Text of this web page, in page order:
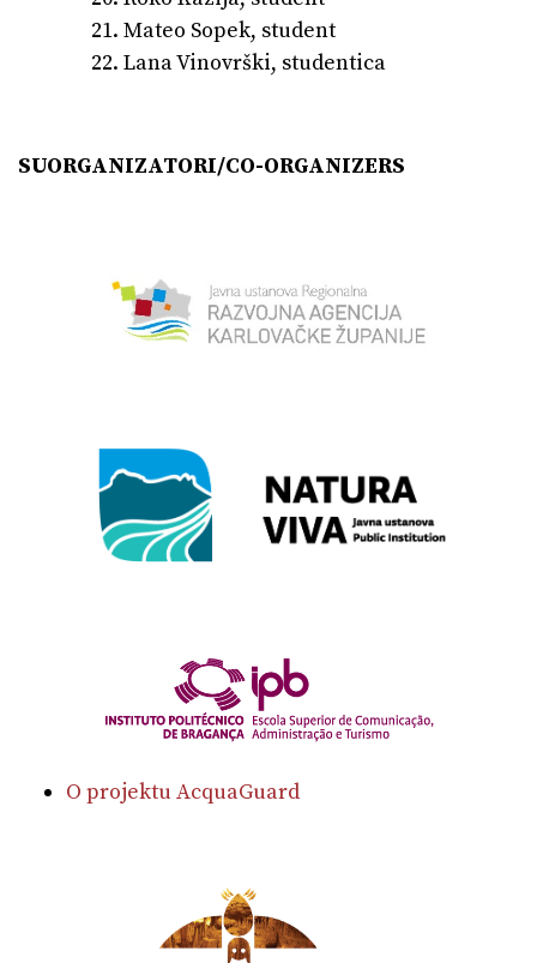
Mateo Sopek, student
Lana Vinovrški, studentica
SUORGANIZATORI/CO-ORGANIZERS
O projektu AcquaGuard